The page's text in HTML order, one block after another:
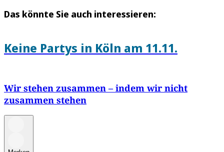
Das könnte Sie auch interessieren:
Keine Partys in Köln am 11.11.
Wir stehen zusammen – indem wir nicht
zusammen stehen